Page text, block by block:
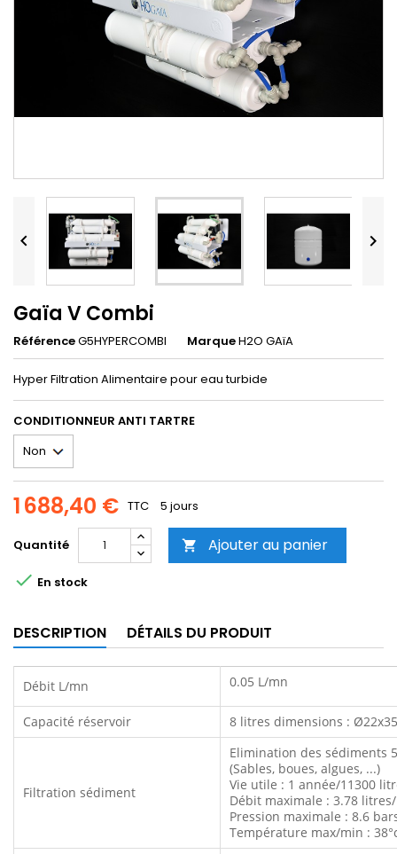
 
Gaïa V Combi
RéférenceG5HYPERCOMBI MarqueH2O GAïA
Hyper Filtration Alimentaire pour eau turbide
CONDITIONNEUR ANTI TARTRE
1 688,40 € TTC 5 jours
Quantité  Ajouter au panier
 En stock
DESCRIPTION DÉTAILS DU PRODUIT
Débit L/mn 0.05 L/mn
Capacité réservoir 8 litres dimensions :
Filtration sédiment
Elimination des sédiments
(Sables, boues, algues, ...)
Vie utile : 1 année/11300
Débit maximale : 3.78
Pression maximale : 8.6
Température max/min :